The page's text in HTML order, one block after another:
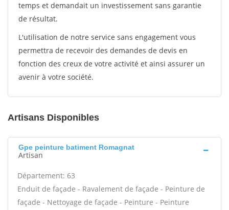
temps et demandait un investissement sans garantie
de résultat.
L'utilisation de notre service sans engagement vous
permettra de recevoir des demandes de devis en
fonction des creux de votre activité et ainsi assurer un
avenir à votre société.
Artisans Disponibles
Gpe peinture batiment Romagnat
Artisan
Département: 63
Enduit de façade - Ravalement de façade - Peinture de
façade - Nettoyage de façade - Peinture - Peinture